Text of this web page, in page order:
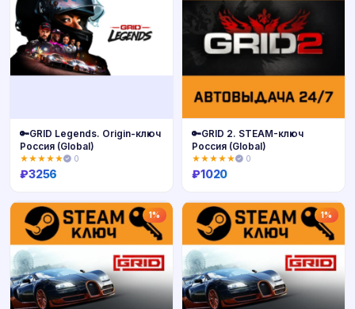
Купить
🔑GRID Legends. Origin-ключ
Россия (Global)
★★★★★ 0
₽3256
Купить
🔑GRID 2. STEAM-ключ
Россия (Global)
★★★★★ 0
₽1020
1% 1%